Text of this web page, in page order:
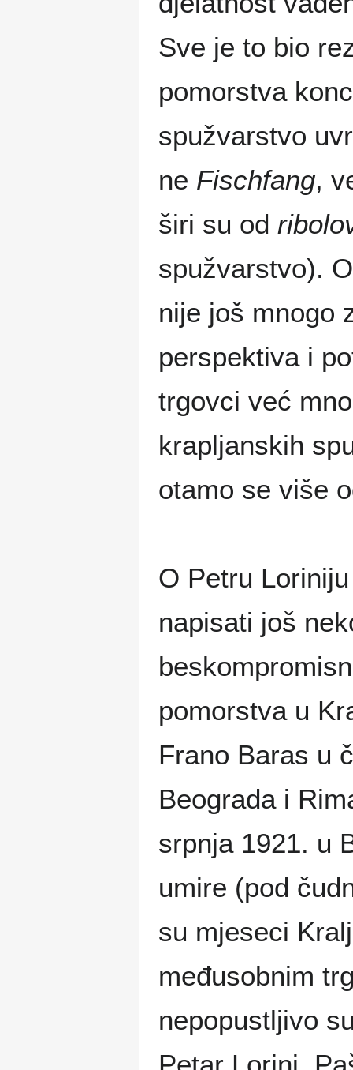
Sve je to bio
pomorstva
spužvarstvo
ne Fischfang,
širi su od
spužvarstvo).
nije još mnogo
perspektiva i
trgovci već
krapljanskih
otamo se više
O Petru
napisati još
pomorstva u
Frano Baras u
Beograda i
srpnja 1921. u
umire (pod
su mjeseci
međusobnim
nepopustljivo